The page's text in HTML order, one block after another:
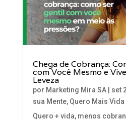
Chega de Cobrança:
com Você Mesmo e
Leveza
por Marketing Mira SA| set
sua Mente, Quero Mais Vida
Quero + vida, menos